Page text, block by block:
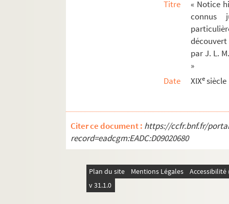
Titre
« Notice
connus
découvert
par J. L.
»
Date
XIXesiècle
Citer ce document : https://ccfr.bnf.fr/
record=eadcgm:EADC:D09020680
Plan du site Mentions Légales
v 31.1.0